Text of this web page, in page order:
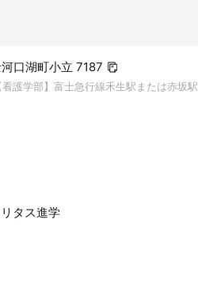
口湖町小立 7187
護学部】富士急行線禾生駅または赤坂駅
タス進学